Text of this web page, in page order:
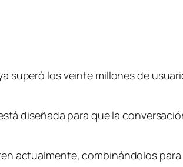
superó los veinte millones de
diseñada para que la
actualmente, combinándolos